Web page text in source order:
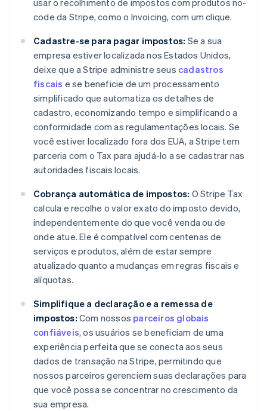
usar o recolhimento de impostos com produtos no-
code da Stripe, como o Invoicing, com um clique.
Cadastre-se para pagar impostos: Se a sua
empresa estiver localizada nos Estados Unidos,
deixe que a Stripe administre seus cadastros
fiscais e se beneficie de um processamento
simplificado que automatiza os detalhes de
cadastro, economizando tempo e simplificando a
conformidade com as regulamentações locais. Se
você estiver localizado fora dos EUA, a Stripe tem
parceria com o Tax para ajudá-lo a se cadastrar nas
autoridades fiscais locais.
Cobrança automática de impostos: O Stripe Tax
calcula e recolhe o valor exato do imposto devido,
independentemente do que você venda ou de
onde atue. Ele é compatível com centenas de
serviços e produtos, além de estar sempre
atualizado quanto a mudanças em regras fiscais e
alíquotas.
Simplifique a declaração e a remessa de
impostos: Com nossos parceiros globais
confiáveis, os usuários se beneficiam de uma
experiência perfeita que se conecta aos seus
dados de transação na Stripe, permitindo que
nossos parceiros gerenciem suas declarações para
que você possa se concentrar no crescimento da
sua empresa.
Alemanha
DeutschEnglish
English
Áustria
Deutsch English
Bélgica
NederlandsFrançaisDeutschEnglish
Brasil
PortuguêsEnglish
Bulgária
English
Canadá
EnglishFrançais
China continental
Chipre
English
Croácia
English Italiano
Dinamarca
English
Emirados Árabes Unidos
English
Eslováquia
English
Eslovênia
EnglishItaliano
Espanha
Español English
Estados Unidos
EnglishEspañol简体中文
Estônia
English